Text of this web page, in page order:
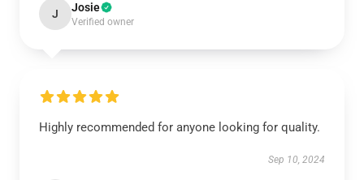
J Josie
Verified owner
Highly recommended for anyone looking for quality.
Sep 10, 2024